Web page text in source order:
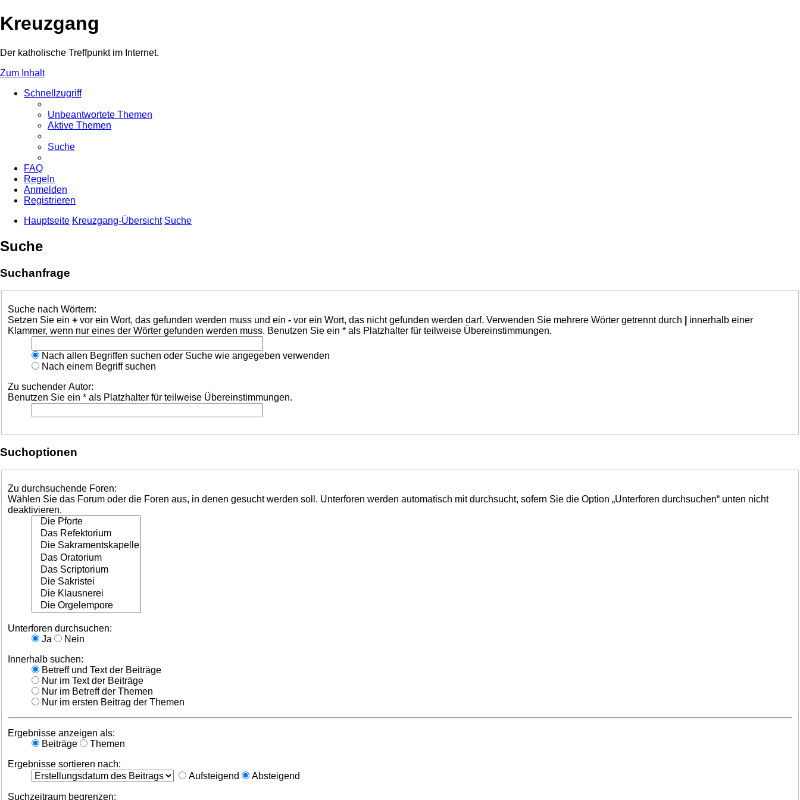
Kreuzgang
Der katholische Treffpunkt im Internet.
Zum Inhalt
Schnellzugriff
Unbeantwortete Themen
Aktive Themen
Suche
FAQ
Regeln
Anmelden
Registrieren
Hauptseite Kreuzgang-Übersicht Suche
Suche
Suchanfrage
Suche nach Wörtern:
Setzen Sie ein + vor ein Wort, das gefunden werden muss und ein - vor ein Wort, das nicht gefunden werden darf. Verwenden Sie mehrere Wörter getrennt durch
innerhalb einer
Klammer, wenn nur eines der Wörter gefunden werden muss. Benutzen Sie ein * als Platzhalter für teilweise Übereinstimmungen.
Nach allen Begriffen suchen oder Suche wie angegeben verwenden
Nach einem Begriff suchen
Zu suchender Autor:
Benutzen Sie ein * als Platzhalter für teilweise Übereinstimmungen.
Suchoptionen
Zu durchsuchende Foren:
Wählen Sie das Forum oder die Foren aus, in denen gesucht werden soll. Unterforen werden automatisch mit durchsucht, sofern Sie die Option „Unterforen durchsuchen“ unten nicht
deaktivieren.
Unterforen durchsuchen:
Ja
Nein
Innerhalb suchen:
Betreff und Text der Beiträge
Nur im Text der Beiträge
Nur im Betreff der Themen
Nur im ersten Beitrag der Themen
Ergebnisse anzeigen als:
Beiträge
Themen
Ergebnisse sortieren nach:
Aufsteigend
Absteigend
Suchzeitraum begrenzen: